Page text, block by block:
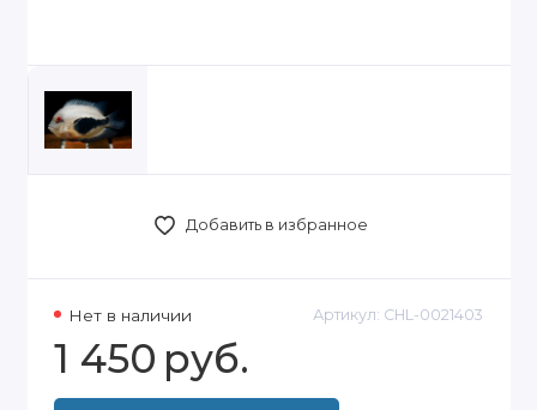
Добавить в избранное
Нет в наличии Артикул: CHL-0021403
1 450 руб.